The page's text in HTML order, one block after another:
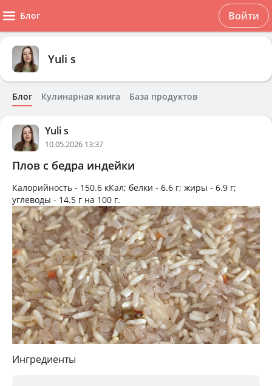
Блог Войти
Yuli s
Блог Кулинарная книга База продуктов
Yuli s
10.05.2026 13:37
Плов с бедра индейки
Калорийность - 150.6 кКал; белки - 6.6 г; жиры - 6.9 г;
углеводы - 14.5 г на 100 г.
Ингредиенты